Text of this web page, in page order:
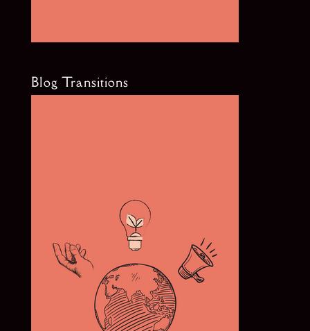
Blog Transitions